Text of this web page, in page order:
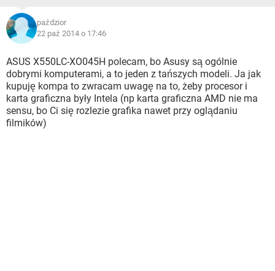
paździor
22 paź 2014 o 17:46
ASUS X550LC-XO045H polecam, bo Asusy są ogólnie
dobrymi komputerami, a to jeden z tańszych modeli. Ja jak
kupuję kompa to zwracam uwagę na to, żeby procesor i
karta graficzna były Intela (np karta graficzna AMD nie ma
sensu, bo Ci się rozlezie grafika nawet przy oglądaniu
filmików)